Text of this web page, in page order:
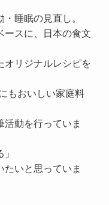
睡眠の見直し。
ースに、日本の食文
オリジナルレシピを
もおいしい家庭料
活動を行っていま
たいと思っていま